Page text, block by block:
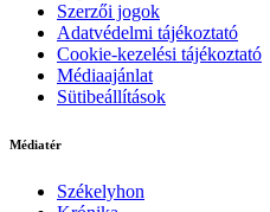
Szerzői jogok
Adatvédelmi tájékoztató
Cookie-kezelési tájékoztató
Médiaajánlat
Sütibeállítások
Médiatér
Székelyhon